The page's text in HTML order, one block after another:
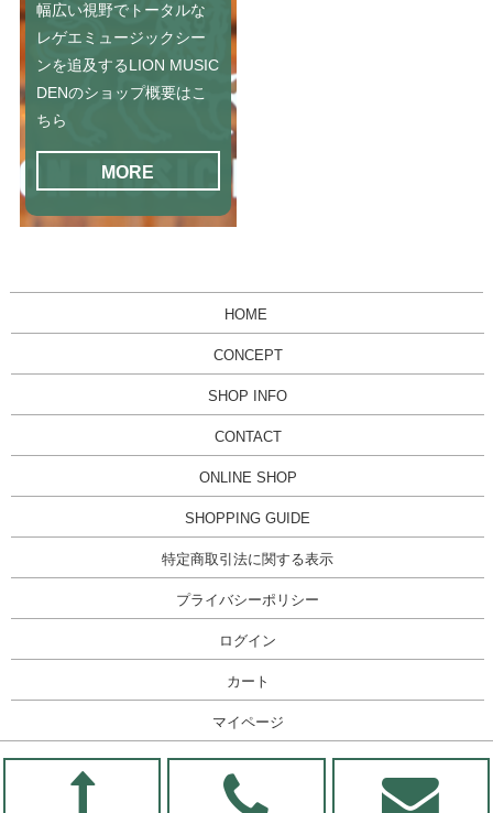
幅広い視野でトータルな
レゲエミュージックシー
ンを追及するLION MUSIC
DENのショップ概要はこ
ちら
MORE
HOME
CONCEPT
SHOP INFO
CONTACT
ONLINE SHOP
SHOPPING GUIDE
特定商取引法に関する表示
プライバシーポリシー
ログイン
カート
マイページ